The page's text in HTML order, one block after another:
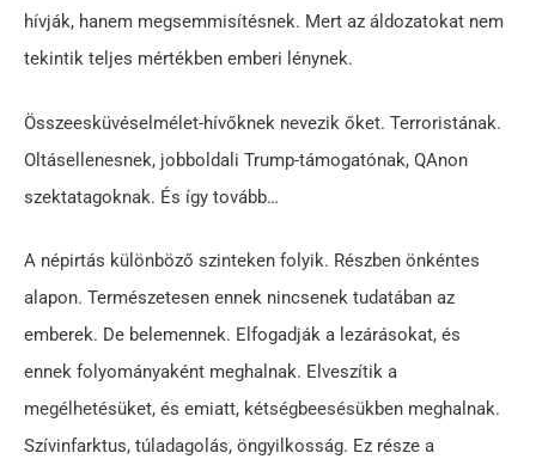
hívják, hanem megsemmisítésnek. Mert az áldozatokat nem
tekintik teljes mértékben emberi lénynek.
Összeesküvéselmélet-hívőknek nevezik őket. Terroristának.
Oltásellenesnek, jobboldali Trump-támogatónak, QAnon
szektatagoknak. És így tovább…
A népirtás különböző szinteken folyik. Részben önkéntes
alapon. Természetesen ennek nincsenek tudatában az
emberek. De belemennek. Elfogadják a lezárásokat, és
ennek folyományaként meghalnak. Elveszítik a
megélhetésüket, és emiatt, kétségbeesésükben meghalnak.
Szívinfarktus, túladagolás, öngyilkosság. Ez része a